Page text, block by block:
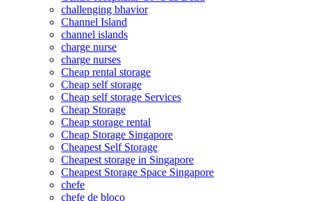
challenging bhavior
Channel Island
channel islands
charge nurse
charge nurses
Cheap rental storage
Cheap self storage
Cheap self storage Services
Cheap Storage
Cheap storage rental
Cheap Storage Singapore
Cheapest Self Storage
Cheapest storage in Singapore
Cheapest Storage Space Singapore
chefe
chefe de bloco